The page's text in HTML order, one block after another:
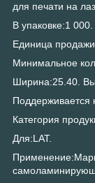
для печати на
В упаковке:1 000.
Единица
Минимальное
Ширина:25.40.
Поддерживается
Категория
Для:LAT.